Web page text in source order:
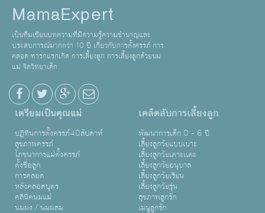
MamaExpert
เป็นทีมเขียนบทความที่มีความรู้ความชำนาญและ
ประสบการณ์มากกว่า 10 ปี เกี่ยวกับการตั้งครรภ์ การ
คลอด ทารกแรกเกิด การเลี้ยงลูก การเลี้ยงลูกด้วยนม
แม่ จิตวิทยาเด็ก
เตรียมเป็นคุณแม่
ปฏิทินการตั้งครรภ์40สัปดาห์
สุขภาพครรภ์
โภชนาการแม่ตั้งครรภ์
ตั้งชื่อลูก
การคลอด
หลังคลอดบุตร
คลินิคนมแม่
นมผง / นมผสม
เคล็ดลับการเลี้ยงลูก
พัฒนาการเด็ก 0 - 6 ปี
เลี้ยงลูกวัยแบบเบาะ
เลี้ยงลูกวัยเตาะเเตะ
เลี้ยงลูกวัยอนุบาล
เลี้ยงลูกวัยเรียน
เลี้ยงลูกวัยรุ่น
สุขภาพลูกรัก
เมนูลูกรัก